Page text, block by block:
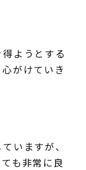
ようとする
がけていき
いますが、
も非常に良